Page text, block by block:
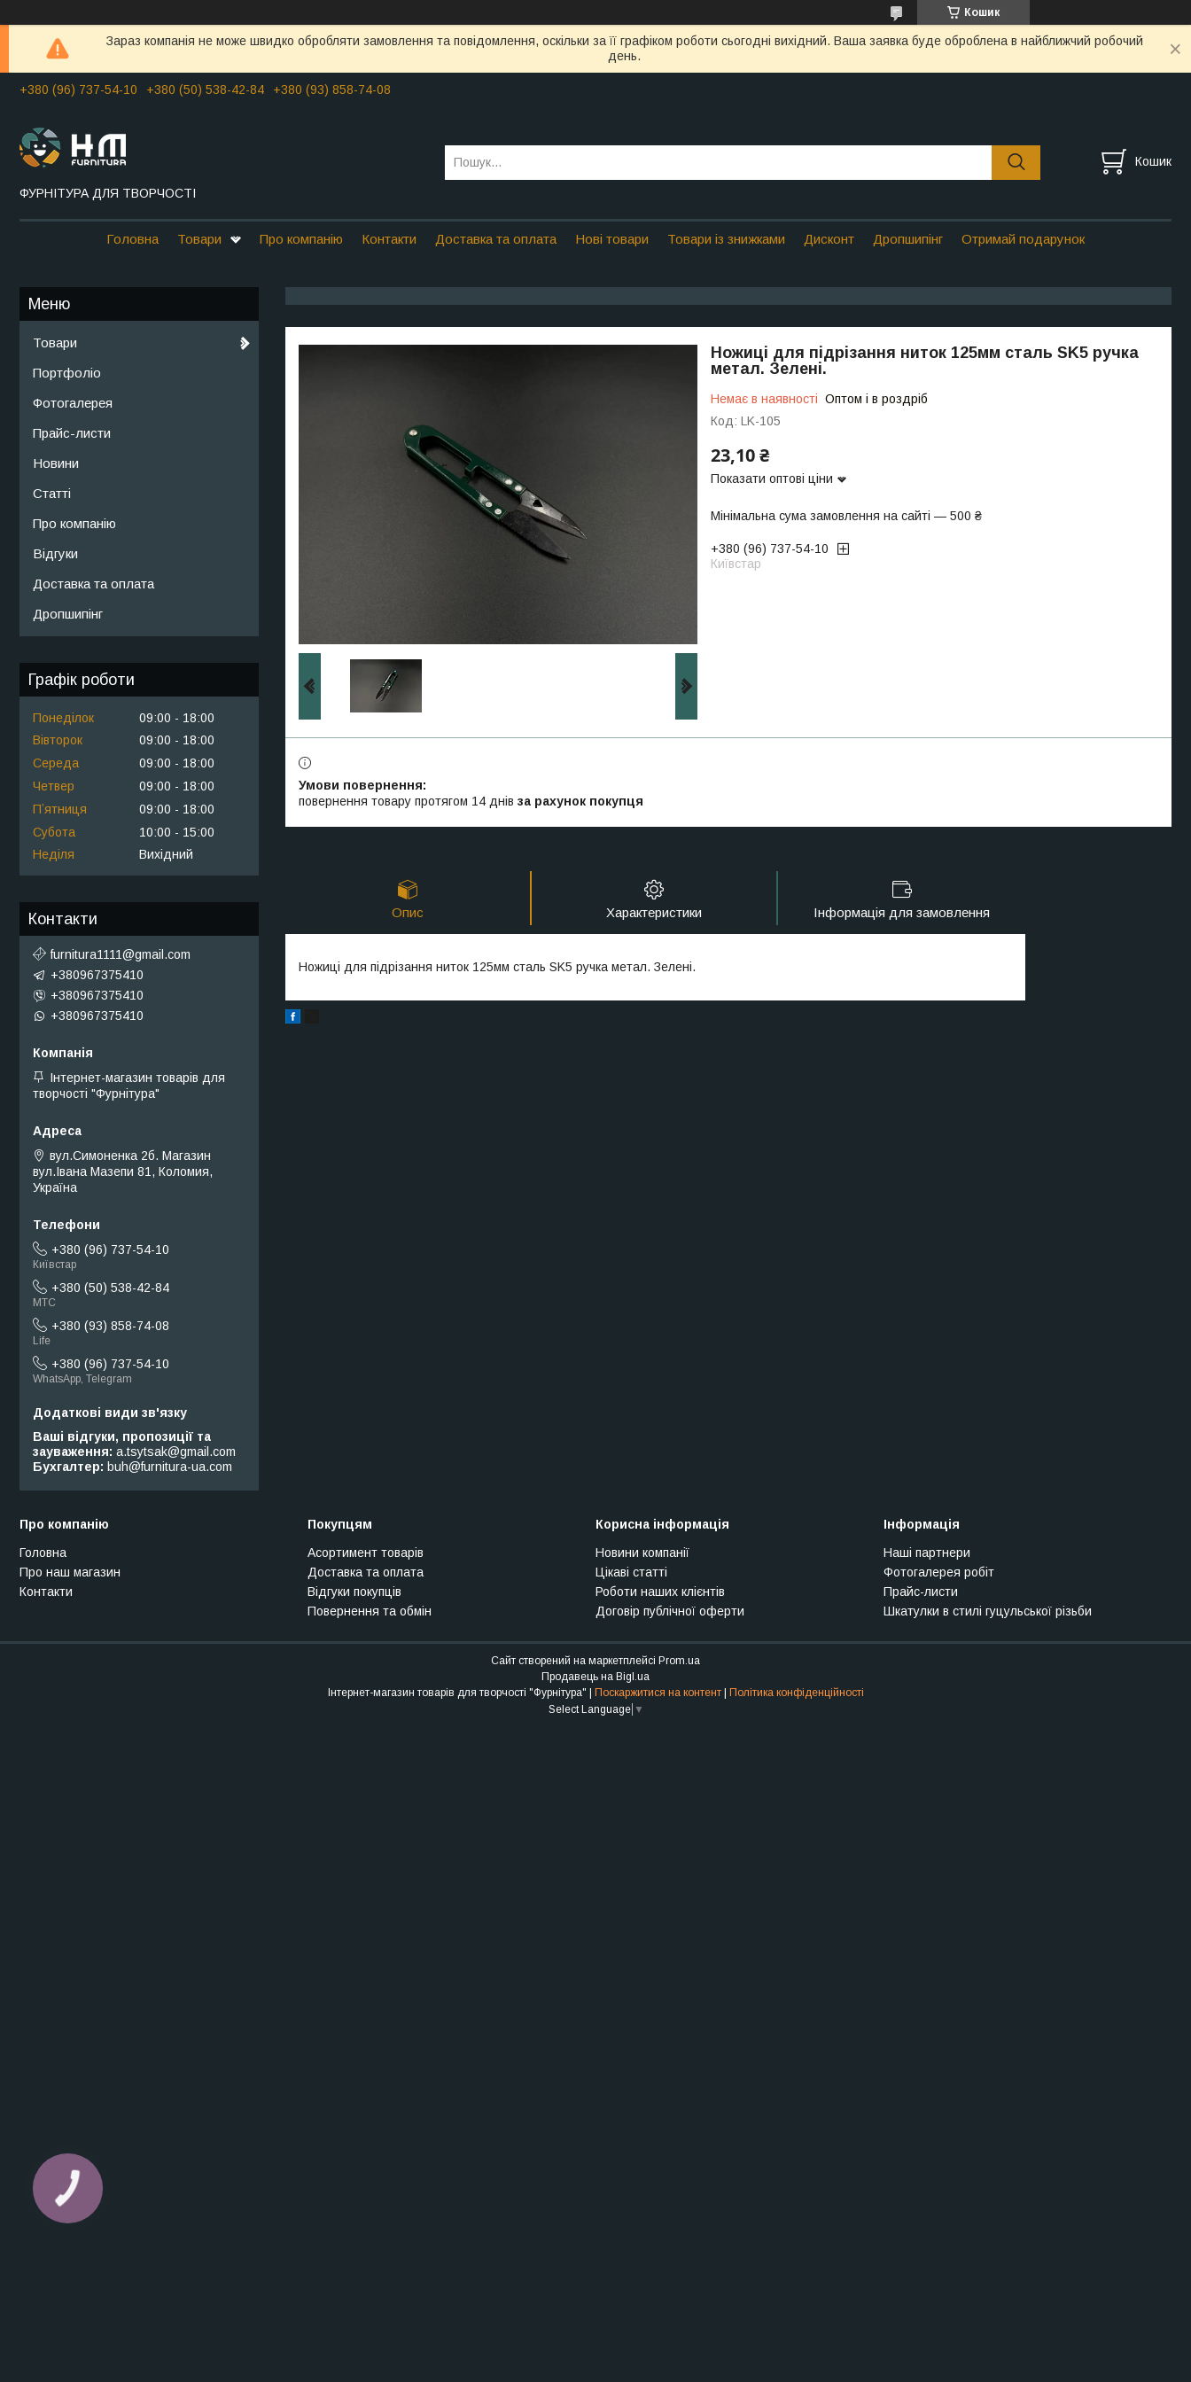
Кошик
Зараз компанія не може швидко обробляти замовлення та повідомлення, оскільки за її графіком роботи сьогодні вихідний. Ваша заявка буде оброблена в найближчий робочий
день.
+380 (96) 737-54-10 +380 (50) 538-42-84 +380 (93) 858-74-08
ФУРНІТУРА ДЛЯ ТВОРЧОСТІ
Кошик
Головна Товари Про компанію Контакти Доставка та оплата Нові товари Товари із знижками Дисконт Дропшипінг Отримай подарунок
Ножиці для підрізання ниток 125мм сталь SK5 ручка
метал. Зелені.
Немає в наявності Оптом і в роздріб
Код: LK-105
23,10 ₴
Показати оптові ціни
Мінімальна сума замовлення на сайті — 500 ₴
+380 (96) 737-54-10
Київстар
повернення товару протягом 14 днів за рахунок покупця
Опис Характеристики Інформація для замовлення
Ножиці для підрізання ниток 125мм сталь SK5 ручка метал. Зелені.
Товари
Портфоліо
Фотогалерея
Прайс-листи
Новини
Статті
Про компанію
Відгуки
Доставка та оплата
Дропшипінг
Графік роботи
Понеділок 09:00
18:00
Вівторок
09:00
18:00
Середа
09:00
18:00
Четвер
09:00
18:00
Пʼятниця
09:00
18:00
Субота
10:00
15:00
Неділя
Вихідний
Контакти
furnitura1111@gmail.com
+380967375410
+380967375410
+380967375410
Інтернет-магазин товарів для
творчості "Фурнітура"
вул.Симоненка 2б. Магазин
вул.Івана Мазепи 81, Коломия,
Україна
+380 (96) 737-54-10
Київстар
+380 (50) 538-42-84
МТС
+380 (93) 858-74-08
Life
+380 (96) 737-54-10
WhatsApp, Telegram
Ваші відгуки, пропозиції та
зауваження a.tsytsak@gmail.com
Бухгалтер
buh@furnitura-ua.com
Про компанію
Головна
Про наш магазин
Контакти
Покупцям
Асортимент товарів
Доставка та оплата
Відгуки покупців
Повернення та обмін
Корисна інформація
Новини компанії
Цікаві статті
Роботи наших клієнтів
Договір публічної оферти
Інформація
Наші партнери
Фотогалерея робіт
Прайс-листи
Шкатулки в стилі гуцульської різьби
Сайт створений на маркетплейсі Prom.ua
Продавець на Bigl.ua
Інтернет-магазин товарів для творчості "Фурнітура" | Поскаржитися на контент | Політика конфіденційності
Select Language ▼